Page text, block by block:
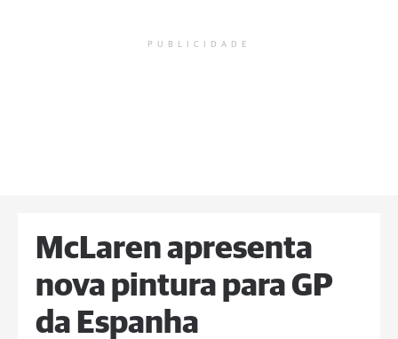
PUBLICIDADE
McLaren apresenta
nova pintura para GP
da Espanha